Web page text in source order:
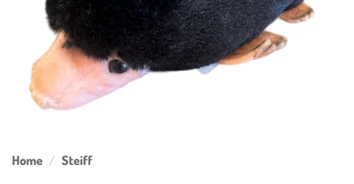
Home / Steiff